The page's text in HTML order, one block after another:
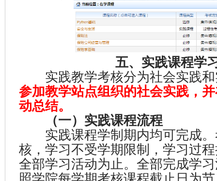
五、实践课程学
实践教学考核分为社会实践和
参加教学站点组织的社会实践，
动总结。
（一）实践课程流程
实践课程学制期内均可完成。
核，学习不受学期限制，学习过
全部学习活动为止。全部完成学